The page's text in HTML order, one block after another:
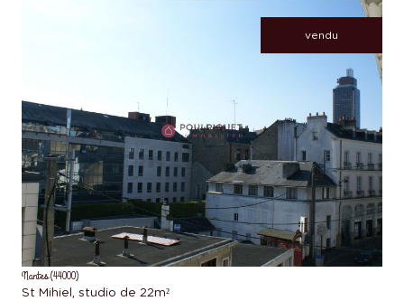
vendu
voir le bien
Nantes (44000)
St Mihiel, studio de 22m²